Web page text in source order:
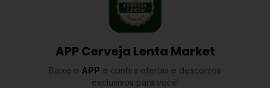
APP Cerveja Lenta Market
Baixe o APP e confira ofertas e descontos
exclusivos para você!